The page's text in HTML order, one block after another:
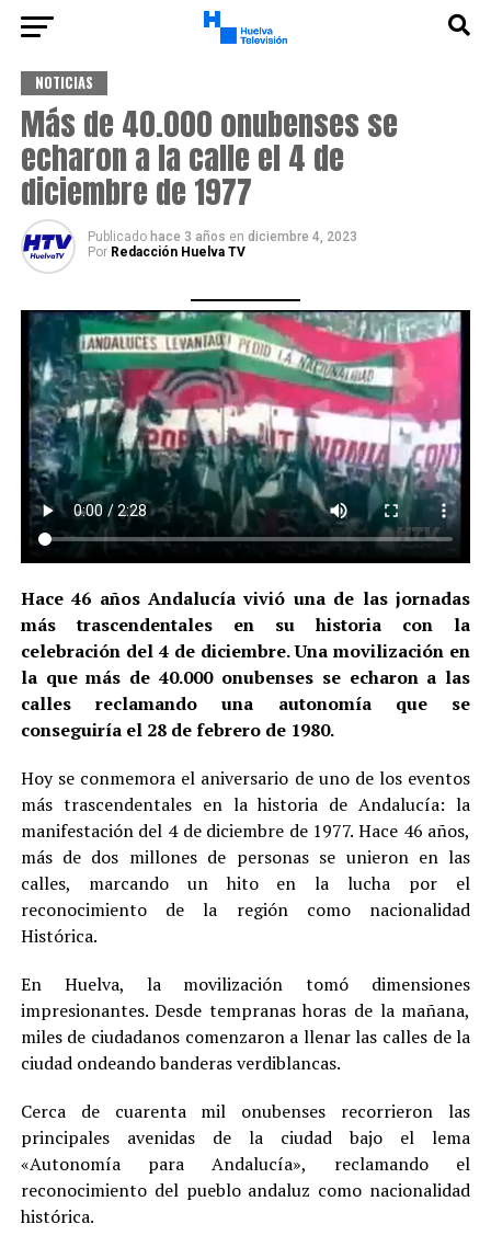
NOTICIAS
Más de 40.000 onubenses se
echaron a la calle el 4 de
diciembre de 1977
Publicado hace 3 años en diciembre 4, 2023
Por Redacción Huelva TV
Hace 46 años Andalucía vivió una de las jornadas
más trascendentales en su historia con la
celebración del 4 de diciembre. Una movilización en
la que más de 40.000 onubenses se echaron a las
calles reclamando una autonomía que se
conseguiría el 28 de febrero de 1980.
Hoy se conmemora el aniversario de uno de los eventos
más trascendentales en la historia de Andalucía: la
manifestación del 4 de diciembre de 1977. Hace 46 años,
más de dos millones de personas se unieron en las
calles, marcando un hito en la lucha por el
reconocimiento de la región como nacionalidad
Histórica.
En Huelva, la movilización tomó dimensiones
impresionantes. Desde tempranas horas de la mañana,
miles de ciudadanos comenzaron a llenar las calles de la
ciudad ondeando banderas verdiblancas.
Cerca de cuarenta mil onubenses recorrieron las
principales avenidas de la ciudad bajo el lema
«Autonomía para Andalucía», reclamando el
reconocimiento del pueblo andaluz como nacionalidad
histórica.